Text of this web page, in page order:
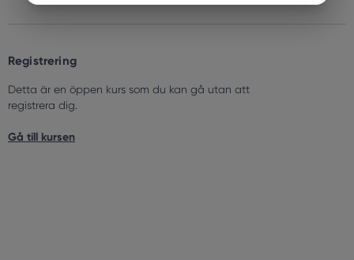
Registrering
Detta är en öppen kurs som du kan gå utan att
registrera dig.
Gå till kursen